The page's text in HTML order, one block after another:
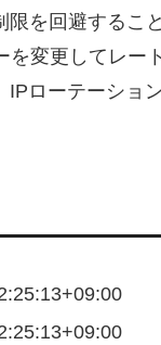
限を回避するこ
を変更してレー
IPローテーショ